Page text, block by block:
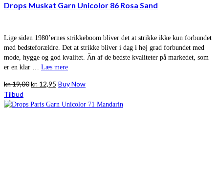
Drops Muskat Garn Unicolor 86 Rosa Sand
Lige siden 1980’ernes strikkeboom bliver det at strikke ikke kun forbundet
med bedsteforældre. Det at strikke bliver i dag i høj grad forbundet med
mode, hygge og god kvalitet. Ãn af de bedste kvaliteter på markedet, som
er en klar … Læs mere
kr.19,00Den
pris
kr. 12,95 Den
pris
Buy Now
Tilbud